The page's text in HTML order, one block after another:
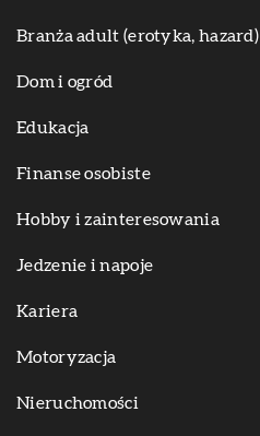
Branża adult (erotyka, hazard)
Dom i ogród
Edukacja
Finanse osobiste
Hobby i zainteresowania
Jedzenie i napoje
Kariera
Motoryzacja
Nieruchomości